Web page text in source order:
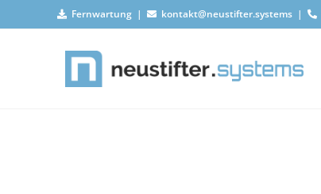
Fernwartung | kontakt@neustifter.systems |